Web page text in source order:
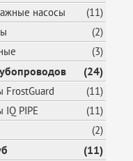
насосы
(11)
(2)
(3)
(24)
FrostGuard
(11)
IQ PIPE
(11)
(2)
(11)